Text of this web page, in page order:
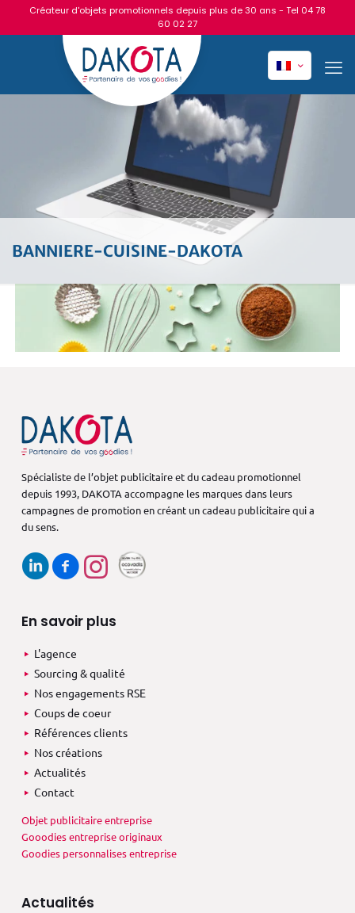
Créateur d'objets promotionnels depuis plus de 30 ans - Tel 04 78
60 02 27
BANNIERE-CUISINE-DAKOTA
Spécialiste de l’objet publicitaire et du cadeau promotionnel
depuis 1993, DAKOTA accompagne les marques dans leurs
campagnes de promotion en créant un cadeau publicitaire qui a
du sens.
En savoir plus
L'agence
Sourcing & qualité
Nos engagements RSE
Coups de coeur
Références clients
Nos créations
Actualités
Contact
Objet publicitaire entreprise
Gooodies entreprise originaux
Goodies personnalises entreprise
Actualités